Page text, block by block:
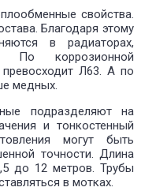
свойства.
Благодаря этому
в радиаторах,
По коррозионной
превосходит Л63. А по
медных.
подразделяют на
и тонкостенный
могут быть
точности. Длина
до 12 метров. Трубы
в мотках.